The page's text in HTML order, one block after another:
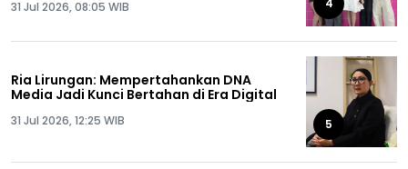
31 Jul 2026, 08:05 WIB 4
Ria Lirungan: Mempertahankan DNA
Media Jadi Kunci Bertahan di Era Digital
31 Jul 2026, 12:25 WIB 5